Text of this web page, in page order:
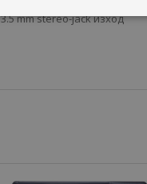
3.5 mm stereo-jack изход